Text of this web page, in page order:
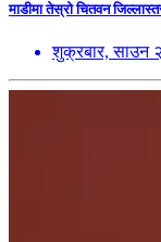
माडीमा तेस्रो चितवन
शुक्रबार, साउन